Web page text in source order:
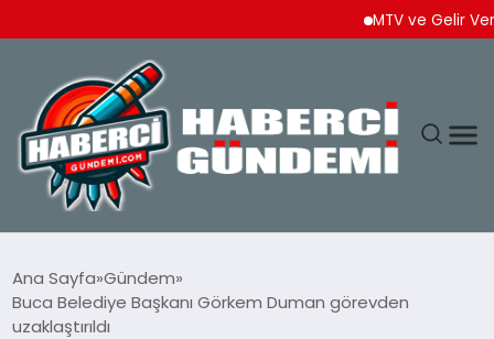
MTV ve Gelir Vergisi
YAŞAM
Ana Sayfa Gündem
Buca Belediye Başkanı Görkem Duman görevden
uzaklaştırıldı